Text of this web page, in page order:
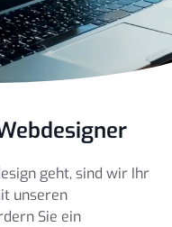
geht, sind wir Ihr
unseren
Sie ein